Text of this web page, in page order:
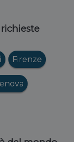
Firenze